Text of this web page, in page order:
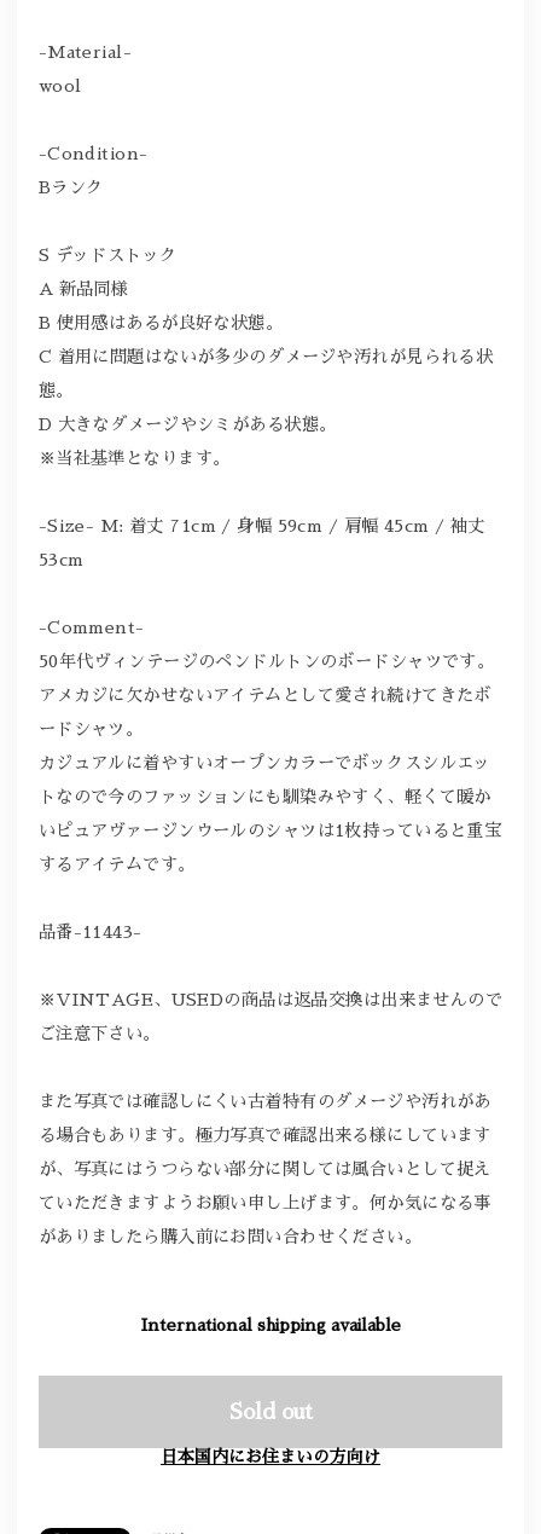
-Material-
wool
-Condition-
Bランク
S デッドストック
A 新品同様
B 使用感はあるが良好な状態。
C 着用に問題はないが多少のダメージや汚れが見られる状
態。
D 大きなダメージやシミがある状態。
※当社基準となります。
-Size- M: 着丈 71cm / 身幅 59cm / 肩幅 45cm / 袖丈
53cm
-Comment-
50年代ヴィンテージのペンドルトンのボードシャツです。
アメカジに欠かせないアイテムとして愛され続けてきたボ
ードシャツ。
カジュアルに着やすいオープンカラーでボックスシルエッ
トなので今のファッションにも馴染みやすく、軽くて暖か
いピュアヴァージンウールのシャツは1枚持っていると重宝
するアイテムです。
品番-11443-
※VINTAGE、USEDの商品は返品交換は出来ませんので
ご注意下さい。
また写真では確認しにくい古着特有のダメージや汚れがあ
る場合もあります。極力写真で確認出来る様にしています
が、写真にはうつらない部分に関しては風合いとして捉え
ていただきますようお願い申し上げます。何か気になる事
がありましたら購入前にお問い合わせください。
International shipping available
Sold out
日本国内にお住まいの方向け